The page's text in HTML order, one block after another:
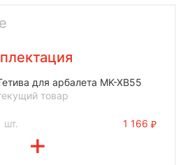
для арбалета MK-XB55
товар
шт. 1 166